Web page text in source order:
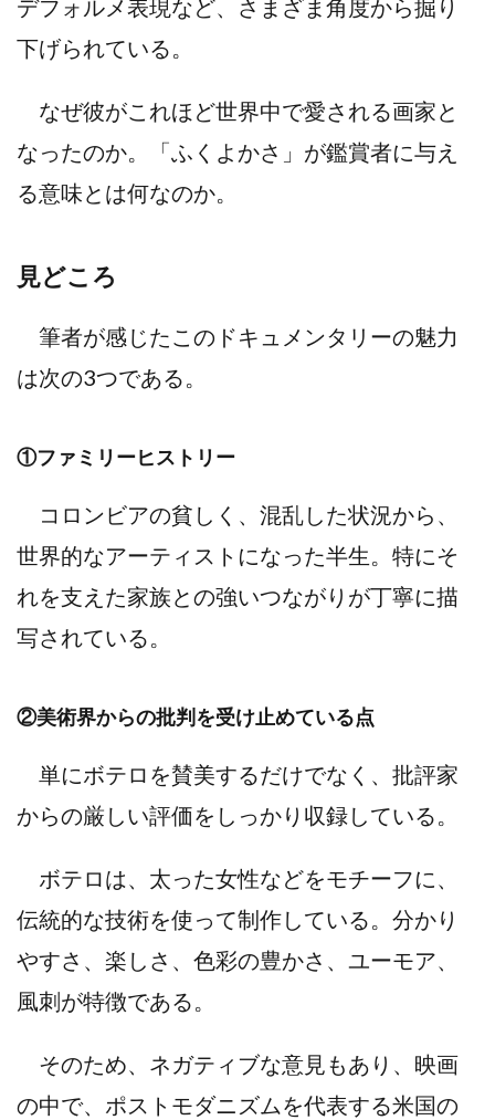
デフォルメ表現など、さまざま角度から掘り
下げられている。
なぜ彼がこれほど世界中で愛される画家と
なったのか。「ふくよかさ」が鑑賞者に与え
る意味とは何なのか。
見どころ
筆者が感じたこのドキュメンタリーの魅力
は次の3つである。
①ファミリーヒストリー
コロンビアの貧しく、混乱した状況から、
世界的なアーティストになった半生。特にそ
れを支えた家族との強いつながりが丁寧に描
写されている。
②美術界からの批判を受け止めている点
単にボテロを賛美するだけでなく、批評家
からの厳しい評価をしっかり収録している。
ボテロは、太った女性などをモチーフに、
伝統的な技術を使って制作している。分かり
やすさ、楽しさ、色彩の豊かさ、ユーモア、
風刺が特徴である。
そのため、ネガティブな意見もあり、映画
の中で、ポストモダニズムを代表する米国の